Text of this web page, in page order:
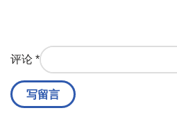
评论 *